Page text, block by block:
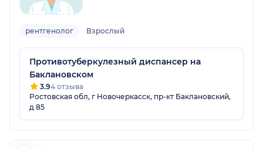
рентгенолог Взрослый
Противотуберкулезный диспансер на
Баклановском
3.94 отзыва
Ростовская обл, г Новочеркасск, пр-кт Баклановский,
д 85